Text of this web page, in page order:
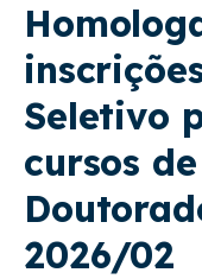
Seletivo
cursos
2026/02